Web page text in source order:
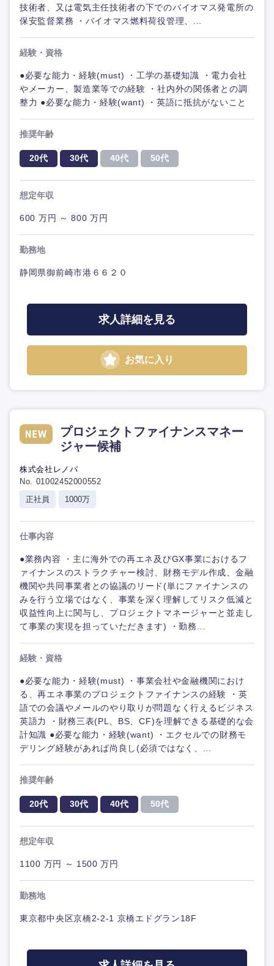
技術者、又は電気主任技術者の下でのバイオマス発電所の
保安監督業務 ・バイオマス燃料荷役管理、...
経験・資格
●必要な能力・経験(must) ・工学の基礎知識 ・電力会社
やメーカー、製造業等での経験 ・社内外の関係者との調
整力 ●必要な能力・経験(want) ・英語に抵抗がないこと
推奨年齢
20代 30代 40代 50代
想定年収
600 万円 ～ 800 万円
勤務地
静岡県御前崎市港６６２０
求人詳細を見る
お気に入り
プロジェクトファイナンスマネー
ジャー候補
株式会社レノバ
No. 01002452000552
正社員
1000万
仕事内容
●業務内容 ・主に海外での再エネ及びGX事業におけるフ
ァイナンスのストラクチャー検討、財務モデル作成、金融
機関や共同事業者との協議のリード(単にファイナンスの
みを行う立場ではなく、事業を深く理解してリスク低減と
収益性向上に関与し、プロジェクトマネージャーと並走し
て事業の実現を担っていただきます) ・勤務...
経験・資格
●必要な能力・経験(must) ・事業会社や金融機関におけ
る、再エネ事業のプロジェクトファイナンスの経験 ・英
語での会議やメールのやり取りが問題なく行えるビジネス
英語力 ・財務三表(PL、BS、CF)を理解できる基礎的な会
計知識 ●必要な能力・経験(want) ・エクセルでの財務モ
デリング経験があれば尚良し(必須ではなく、...
推奨年齢
20代 30代 40代 50代
想定年収
1100 万円 ～ 1500 万円
勤務地
東京都中央区京橋2-2-1 京橋エドグラン18F